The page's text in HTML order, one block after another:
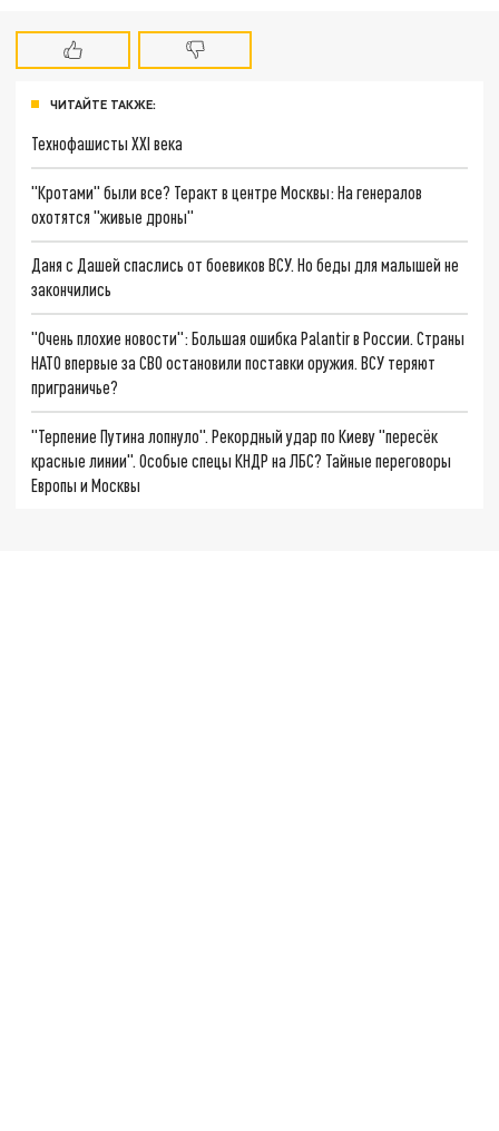
ЧИТАЙТЕ ТАКЖЕ:
Технофашисты XXI века
"Кротами" были все? Теракт в центре Москвы: На генералов
охотятся "живые дроны"
Даня с Дашей спаслись от боевиков ВСУ. Но беды для малышей не
закончились
"Очень плохие новости": Большая ошибка Palantir в России. Страны
НАТО впервые за СВО остановили поставки оружия. ВСУ теряют
приграничье?
"Терпение Путина лопнуло". Рекордный удар по Киеву "пересёк
красные линии". Особые спецы КНДР на ЛБС? Тайные переговоры
Европы и Москвы